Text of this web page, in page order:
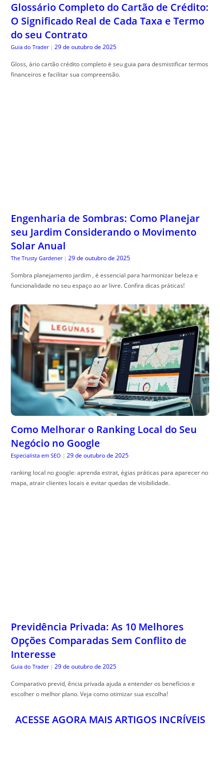
Glossário Completo do Cartão de Crédito:
O Significado Real de Cada Taxa e Termo
do seu Contrato
Guia do Trader | 29 de outubro de 2025
Gloss, ário cartão crédito completo é seu guia para desmistificar termos
financeiros e facilitar sua compreensão.
Engenharia de Sombras: Como Planejar
seu Jardim Considerando o Movimento
Solar Anual
The Trusty Gardener | 29 de outubro de 2025
Sombra planejamento jardim , é essencial para harmonizar beleza e
funcionalidade no seu espaço ao ar livre. Confira dicas práticas!
Como Melhorar o Ranking Local do Seu
Negócio no Google
Especialista em SEO | 29 de outubro de 2025
ranking local no google: aprenda estrat, égias práticas para aparecer no
mapa, atrair clientes locais e evitar quedas de visibilidade.
Previdência Privada: As 10 Melhores
Opções Comparadas Sem Conflito de
Interesse
Guia do Trader | 29 de outubro de 2025
Comparativo previd, ência privada ajuda a entender os benefícios e
escolher o melhor plano. Veja como otimizar sua escolha!
ACESSE AGORA MAIS ARTIGOS INCRÍVEIS